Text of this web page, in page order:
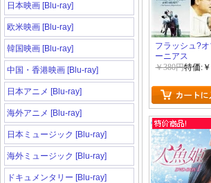
日本映画 [Blu-ray]
欧米映画 [Blu-ray]
韓国映画 [Blu-ray]
中国・香港映画 [Blu-ray]
日本アニメ [Blu-ray]
海外アニメ [Blu-ray]
日本ミュージック [Blu-ray]
海外ミュージック [Blu-ray]
ドキュメンタリー [Blu-ray]
フラッシュ?
ーニアス
￥380円特価: